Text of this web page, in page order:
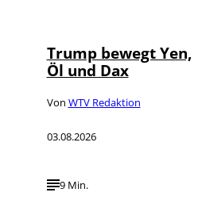
Trump bewegt Yen,
Öl und Dax
Von WTV Redaktion
03.08.2026
9 Min.